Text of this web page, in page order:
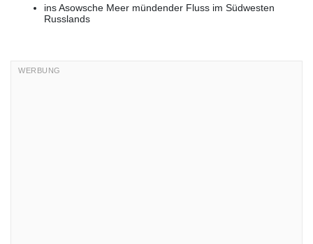
ins Asowsche Meer mündender Fluss im Südwesten
Russlands